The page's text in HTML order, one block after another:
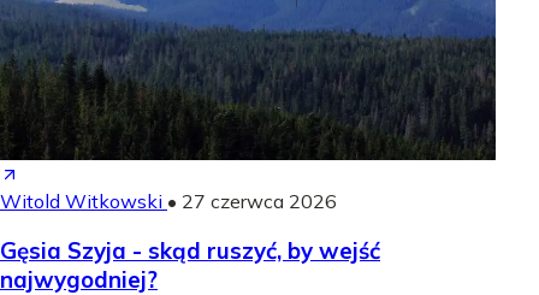
Witold Witkowski • 27 czerwca 2026
Gęsia Szyja - skąd ruszyć, by wejść
najwygodniej?